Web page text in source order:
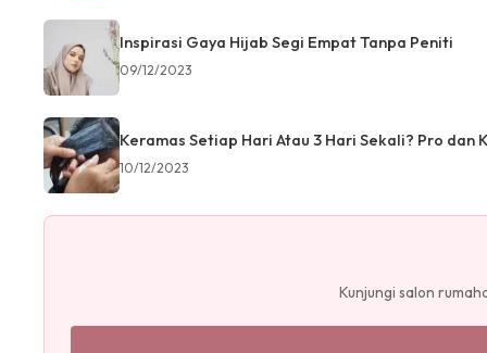
Inspirasi Gaya Hijab Segi Empat Tanpa Peniti
09/12/2023
Keramas Setiap Hari Atau 3 Hari Sekali? Pro dan
10/12/2023
Kunjungi salon